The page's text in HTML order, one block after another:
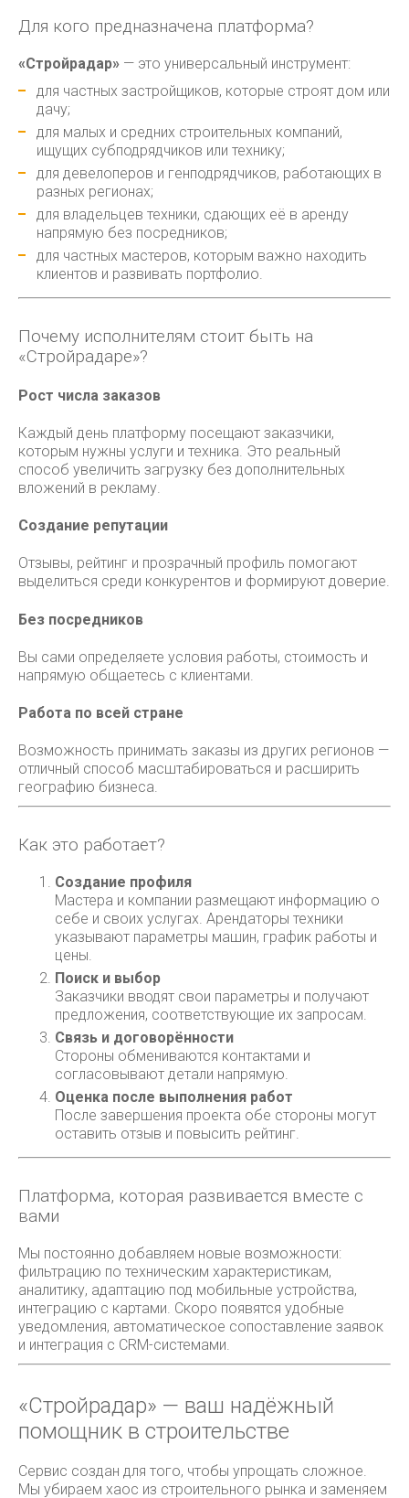
Для кого предназначена платформа?
«Стройрадар» — это универсальный инструмент:
для частных застройщиков, которые строят дом или
дачу;
для малых и средних строительных компаний,
ищущих субподрядчиков или технику;
для девелоперов и генподрядчиков, работающих в
разных регионах;
для владельцев техники, сдающих её в аренду
напрямую без посредников;
для частных мастеров, которым важно находить
клиентов и развивать портфолио.
Почему исполнителям стоит быть на
«Стройрадаре»?
Рост числа заказов
Каждый день платформу посещают заказчики,
которым нужны услуги и техника. Это реальный
способ увеличить загрузку без дополнительных
вложений в рекламу.
Создание репутации
Отзывы, рейтинг и прозрачный профиль помогают
выделиться среди конкурентов и формируют доверие.
Без посредников
Вы сами определяете условия работы, стоимость и
напрямую общаетесь с клиентами.
Работа по всей стране
Возможность принимать заказы из других регионов —
отличный способ масштабироваться и расширить
географию бизнеса.
Как это работает?
Создание профиля
Мастера и компании размещают информацию о
себе и своих услугах. Арендаторы техники
указывают параметры машин, график работы и
цены.
Поиск и выбор
Заказчики вводят свои параметры и получают
предложения, соответствующие их запросам.
Связь и договорённости
Стороны обмениваются контактами и
согласовывают детали напрямую.
Оценка после выполнения работ
После завершения проекта обе стороны могут
оставить отзыв и повысить рейтинг.
Платформа, которая развивается вместе с
вами
Мы постоянно добавляем новые возможности:
фильтрацию по техническим характеристикам,
аналитику, адаптацию под мобильные устройства,
интеграцию с картами. Скоро появятся удобные
уведомления, автоматическое сопоставление заявок
и интеграция с CRM-системами.
«Стройрадар» — ваш надёжный
помощник в строительстве
Сервис создан для того, чтобы упрощать сложное.
Мы убираем хаос из строительного рынка и заменяем